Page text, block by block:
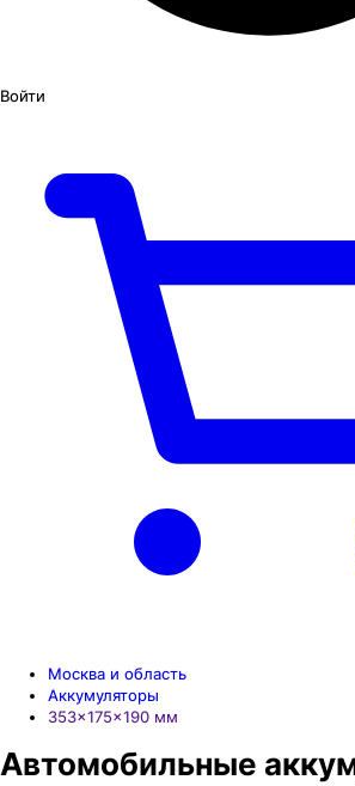
Войти
Москва и область
Аккумуляторы
353×175×190 мм
Автомобильные